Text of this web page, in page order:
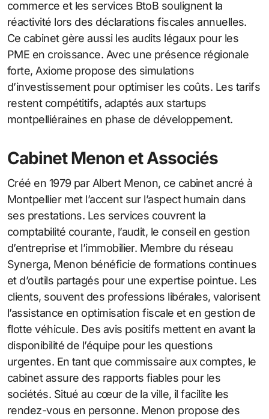
commerce et les services BtoB soulignent la
réactivité lors des déclarations fiscales annuelles.
Ce cabinet gère aussi les audits légaux pour les
PME en croissance. Avec une présence régionale
forte, Axiome propose des simulations
d’investissement pour optimiser les coûts. Les tarifs
restent compétitifs, adaptés aux startups
montpelliéraines en phase de développement.
Cabinet Menon et Associés
Créé en 1979 par Albert Menon, ce cabinet ancré à
Montpellier met l’accent sur l’aspect humain dans
ses prestations. Les services couvrent la
comptabilité courante, l’audit, le conseil en gestion
d’entreprise et l’immobilier. Membre du réseau
Synerga, Menon bénéficie de formations continues
et d’outils partagés pour une expertise pointue. Les
clients, souvent des professions libérales, valorisent
l’assistance en optimisation fiscale et en gestion de
flotte véhicule. Des avis positifs mettent en avant la
disponibilité de l’équipe pour les questions
urgentes. En tant que commissaire aux comptes, le
cabinet assure des rapports fiables pour les
sociétés. Situé au cœur de la ville, il facilite les
rendez-vous en personne. Menon propose des